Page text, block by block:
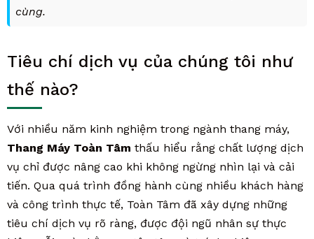
cùng.
Tiêu chí dịch vụ của chúng tôi như
thế nào?
Với nhiều năm kinh nghiệm trong ngành thang máy,
Thang Máy Toàn Tâm thấu hiểu rằng chất lượng dịch
vụ chỉ được nâng cao khi không ngừng nhìn lại và cải
tiến. Qua quá trình đồng hành cùng nhiều khách hàng
và công trình thực tế, Toàn Tâm đã xây dựng những
tiêu chí dịch vụ rõ ràng, được đội ngũ nhân sự thực